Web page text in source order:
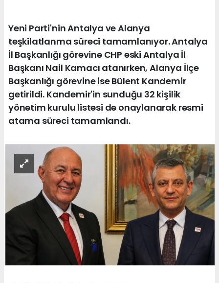
Yeni Parti'nin Antalya ve Alanya
teşkilatlanma süreci tamamlanıyor. Antalya
İl Başkanlığı görevine CHP eski Antalya İl
Başkanı Nail Kamacı atanırken, Alanya İlçe
Başkanlığı görevine ise Bülent Kandemir
getirildi. Kandemir'in sunduğu 32 kişilik
yönetim kurulu listesi de onaylanarak resmi
atama süreci tamamlandı.